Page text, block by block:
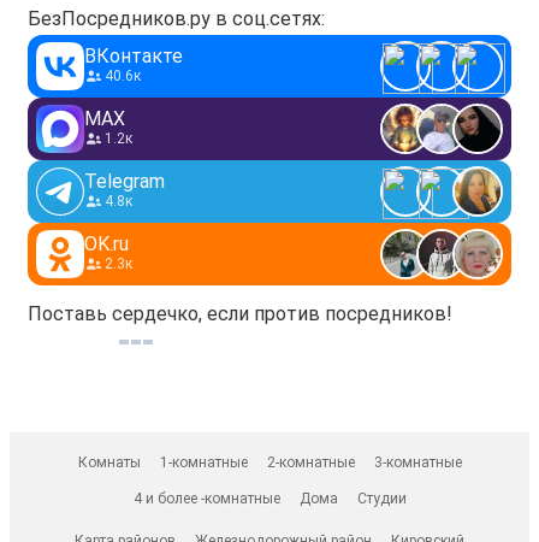
БезПосредников.ру в соц.сетях:
ВКонтакте
40.6к
MAX
1.2к
Telegram
4.8к
OK.ru
2.3к
Поставь сердечко, если против посредников!
Комнаты 1-комнатные 2-комнатные 3-комнатные
4 и более -комнатные Дома Студии